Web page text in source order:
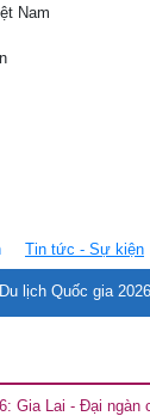
Tin tức - Sự kiện
lịch Quốc gia
Gia Lai - Đại ngàn